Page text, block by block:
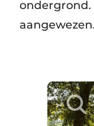
ondergrond.
aangewezen.